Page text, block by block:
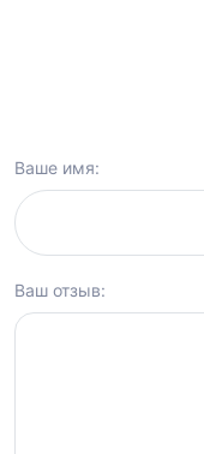
Ваше имя:
Ваш отзыв: